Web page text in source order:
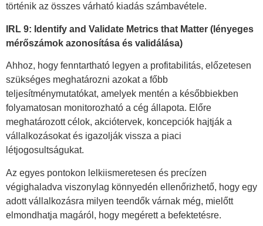
történik az összes várható kiadás számbavétele.
IRL 9: Identify and Validate Metrics that Matter (lényeges
mérőszámok azonosítása és validálása)
Ahhoz, hogy fenntartható legyen a profitabilitás, előzetesen
szükséges meghatározni azokat a főbb
teljesítménymutatókat, amelyek mentén a későbbiekben
folyamatosan monitorozható a cég állapota. Előre
meghatározott célok, akciótervek, koncepciók hajtják a
vállalkozásokat és igazolják vissza a piaci
létjogosultságukat.
Az egyes pontokon lelkiismeretesen és precízen
végighaladva viszonylag könnyedén ellenőrizhető, hogy egy
adott vállalkozásra milyen teendők várnak még, mielőtt
elmondhatja magáról, hogy megérett a befektetésre.